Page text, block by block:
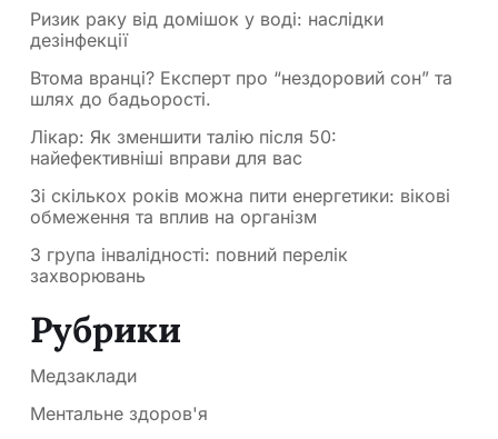
Ризик раку від домішок у воді: наслідки
дезінфекції
Втома вранці? Експерт про “нездоровий сон” та
шлях до бадьорості.
Лікар: Як зменшити талію після 50:
найефективніші вправи для вас
Зі скількох років можна пити енергетики: вікові
обмеження та вплив на організм
3 група інвалідності: повний перелік
захворювань
Рубрики
Медзаклади
Ментальне здоров'я